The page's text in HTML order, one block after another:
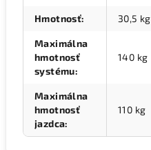
Hmotnosť: 30,5 kg
Maximálna
hmotnosť
systému:
140 kg
Maximálna
hmotnosť
jazdca:
110 kg